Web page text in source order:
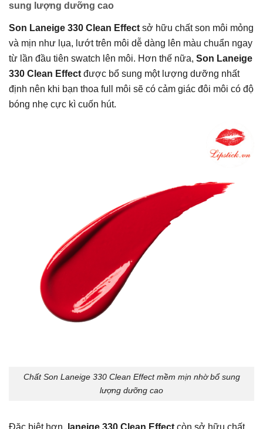
sung lượng dưỡng cao
Son Laneige 330 Clean Effect sở hữu chất son môi mỏng
và mịn như lụa, lướt trên môi dễ dàng lên màu chuẩn ngay
từ lần đầu tiên swatch lên môi. Hơn thế nữa, Son Laneige
330 Clean Effect được bổ sung một lượng dưỡng nhất
định nên khi bạn thoa full môi sẽ có cảm giác đôi môi có độ
bóng nhẹ cực kì cuốn hút.
Chất Son Laneige 330 Clean Effect mềm mịn nhờ bổ sung
lượng dưỡng cao
Đặc biệt hơn, laneige 330 Clean Effect còn sở hữu chất